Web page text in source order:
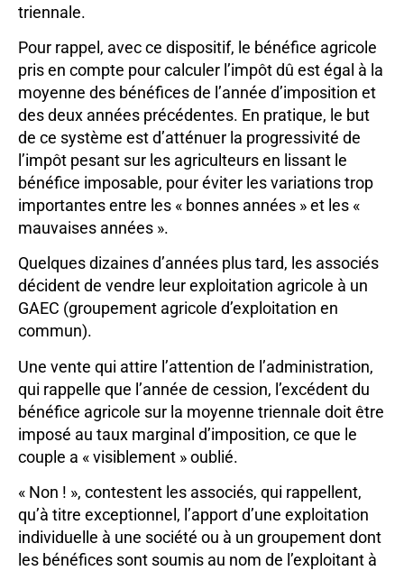
triennale.
Pour rappel, avec ce dispositif, le bénéfice agricole
pris en compte pour calculer l’impôt dû est égal à la
moyenne des bénéfices de l’année d’imposition et
des deux années précédentes. En pratique, le but
de ce système est d’atténuer la progressivité de
l’impôt pesant sur les agriculteurs en lissant le
bénéfice imposable, pour éviter les variations trop
importantes entre les « bonnes années » et les «
mauvaises années ».
Quelques dizaines d’années plus tard, les associés
décident de vendre leur exploitation agricole à un
GAEC (groupement agricole d’exploitation en
commun).
Une vente qui attire l’attention de l’administration,
qui rappelle que l’année de cession, l’excédent du
bénéfice agricole sur la moyenne triennale doit être
imposé au taux marginal d’imposition, ce que le
couple a « visiblement » oublié.
« Non ! », contestent les associés, qui rappellent,
qu’à titre exceptionnel, l’apport d’une exploitation
individuelle à une société ou à un groupement dont
les bénéfices sont soumis au nom de l’exploitant à